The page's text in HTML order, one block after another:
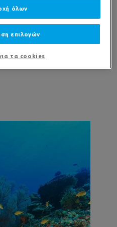
POSAY
ΤΗ ΘΑΛΑΣΣΙΑ
όλων
επιλογών
τα cookies